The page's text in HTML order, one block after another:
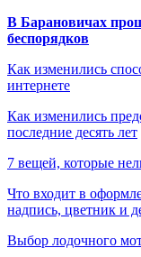
В Барановичах
беспорядков
Как изменились
интернете
Как изменились
последние десять лет
7 вещей, которые
Что входит в
надпись, цветник и
Выбор лодочного